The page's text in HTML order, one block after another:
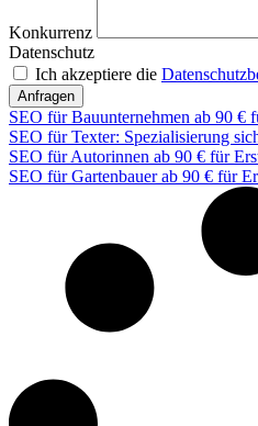
Konkurrenz
Datenschutz
Ich akzeptiere die
Anfragen
SEO für Bauunternehmen ab 90 €
SEO für Texter: Spezialisierung
SEO für Autorinnen ab 90 € für
SEO für Gartenbauer ab 90 € für